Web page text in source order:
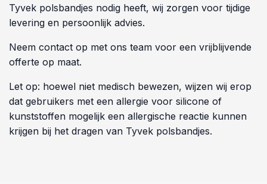
Tyvek polsbandjes nodig heeft, wij zorgen voor tijdige
levering en persoonlijk advies.
Neem contact op met ons team voor een vrijblijvende
offerte op maat.
Let op: hoewel niet medisch bewezen, wijzen wij erop
dat gebruikers met een allergie voor silicone of
kunststoffen mogelijk een allergische reactie kunnen
krijgen bij het dragen van Tyvek polsbandjes.